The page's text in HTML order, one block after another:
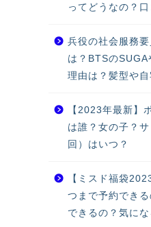
ってどうなの？
兵役の社会服務
は？BTSの
理由は？髪型や自
【2023年最新】
は誰？女の子？
回）はいつ？
【ミスド福袋
つまで予約でき
できるの？気にな